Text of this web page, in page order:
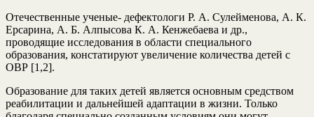
Отечественные ученые- дефектологи Р. А. Сулейменова, А. К.
Ерсарина, А. Б. Алпысова К. А. Кенжебаева и др.,
проводящие исследования в области специального
образования, констатируют увеличение количества детей с
ОВР [1,2].
Образование для таких детей является основным средством
реабилитации и дальнейшей адаптации в жизни. Только